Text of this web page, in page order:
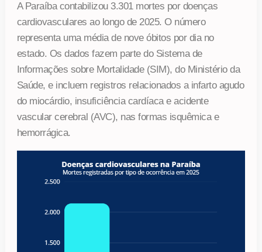
A Paraíba contabilizou 3.301 mortes por doenças
cardiovasculares ao longo de 2025. O número
representa uma média de nove óbitos por dia no
estado. Os dados fazem parte do Sistema de
Informações sobre Mortalidade (SIM), do Ministério da
Saúde, e incluem registros relacionados a infarto agudo
do miocárdio, insuficiência cardíaca e acidente
vascular cerebral (AVC), nas formas isquêmica e
hemorrágica.